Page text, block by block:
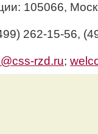
105066,
262-15-56,
rzd.ru;